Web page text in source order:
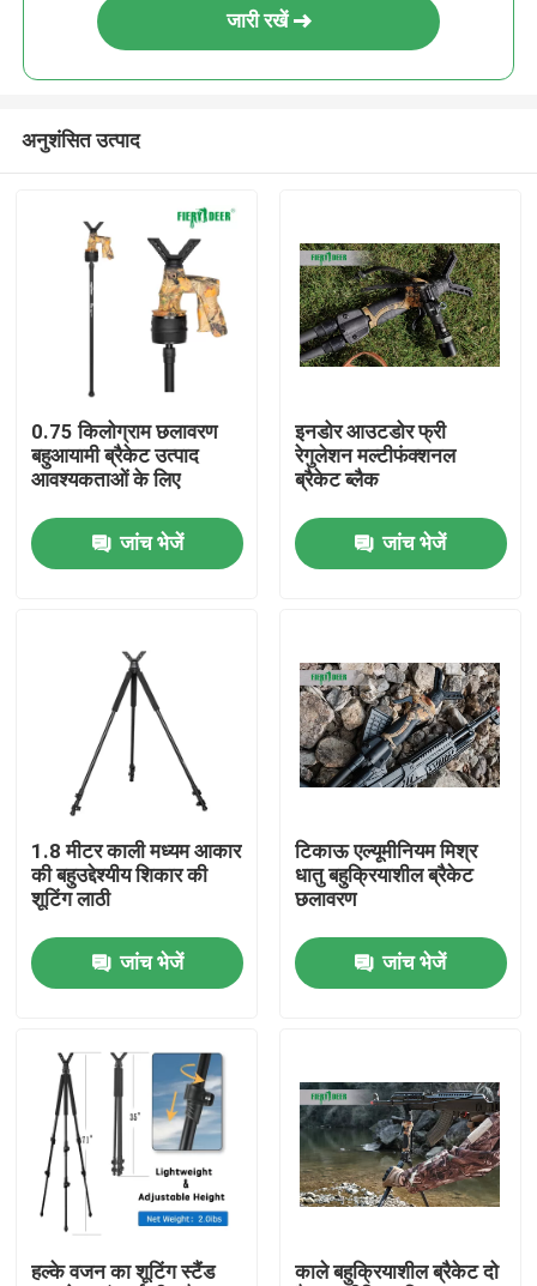
वीआर दिखाएँ
हमारे बारे में
फैक्टरी यात्रा
गुणवत्ता नियंत्रण
हमसे संपर्क करें
एक बोली का अनुरोध
शिकार के लिए ब्रैकेट
जारी रखें
अनुशंसित उत्पाद
0.75 किलोग्राम छलावरण
बहुआयामी ब्रैकेट उत्पाद
आवश्यकताओं के लिए
जांच भेजें
इनडोर आउटडोर फ्री
रेगुलेशन मल्टीफंक्शनल
ब्रैकेट ब्लैक
जांच भेजें
1.8 मीटर काली मध्यम आकार
की बहुउद्देश्यीय शिकार की
शूटिंग लाठी
जांच भेजें
टिकाऊ एल्यूमीनियम मिश्र
धातु बहुक्रियाशील ब्रैकेट
छलावरण
जांच भेजें
हल्के वजन का शूटिंग स्टैंड
काले बहुक्रियाशील ब्रैकेट दो